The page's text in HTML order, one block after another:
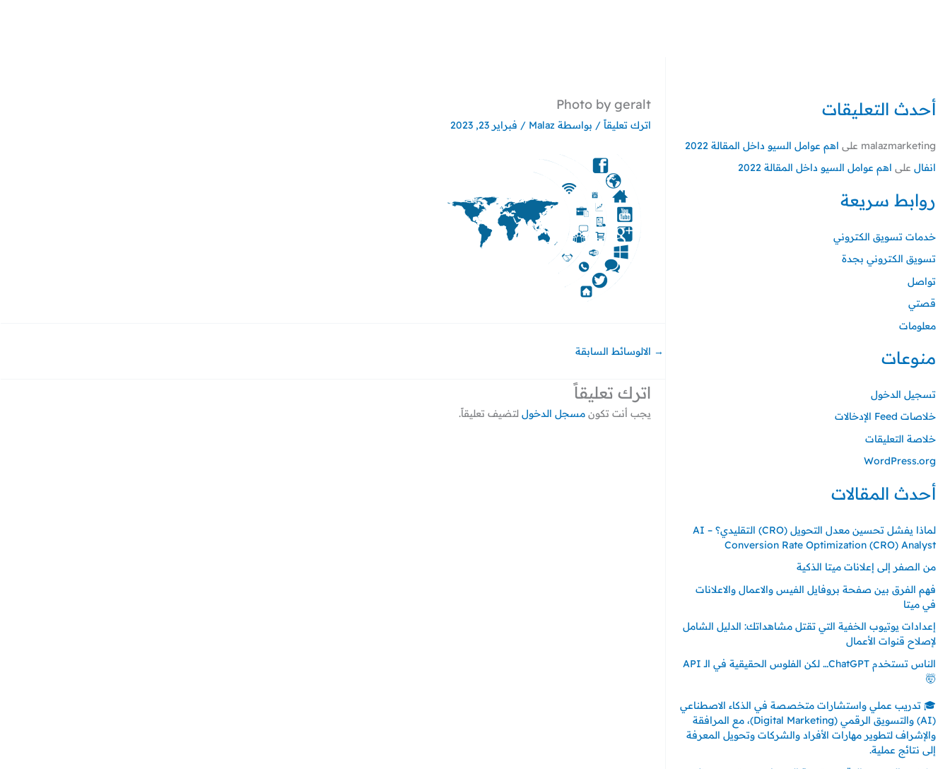
أحدث التعليقات
malazmarketing على اهم عوامل السيو داخل المقالة 2022
انفال على اهم عوامل السيو داخل المقالة 2022
روابط سريعة
خدمات تسويق الكتروني
تسويق الكتروني بجدة
تواصل
قصتي
معلومات
منوعات
تسجيل الدخول
خلاصات Feed الإدخالات
خلاصة التعليقات
WordPress.org
أحدث المقالات
لماذا يفشل تحسين معدل التحويل (CRO) التقليدي؟ – AI
Conversion Rate Optimization (CRO) Analyst
من الصفر إلى إعلانات ميتا الذكية
فهم الفرق بين صفحة بروفايل الفيس والاعمال والاعلانات
في ميتا
إعدادات يوتيوب الخفية التي تقتل مشاهداتك: الدليل الشامل
لإصلاح قنوات الأعمال
الناس تستخدم ChatGPT… لكن الفلوس الحقيقية في الـ API
🤯
🎓 تدريب عملي واستشارات متخصصة في الذكاء الاصطناعي
(AI) والتسويق الرقمي (Digital Marketing)، مع المرافقة
والإشراف لتطوير مهارات الأفراد والشركات وتحويل المعرفة
إلى نتائج عملية.
Photo by geralt
اترك تعليقاً / بواسطة Malaz
/ فبراير 23, 2023
→ الالوسائط السابقة
اترك تعليقاً
يجب أنت تكونمسجل الدخول لتضيف تعليقاً.